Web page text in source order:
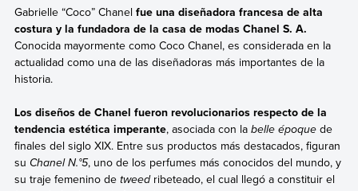
Gabrielle “Coco” Chanel fue una diseñadora francesa de alta
costura y la fundadora de la casa de modas Chanel S. A.
Conocida mayormente como Coco Chanel, es considerada en la
actualidad como una de las diseñadoras más importantes de la
historia.
Los diseños de Chanel fueron revolucionarios respecto de la
tendencia estética imperante, asociada con la belle époquede
finales del siglo XIX. Entre sus productos más destacados, figuran
su Chanel N.°5, uno de los perfumes más conocidos del mundo, y
su traje femenino de tweed ribeteado, el cual llegó a constituir el